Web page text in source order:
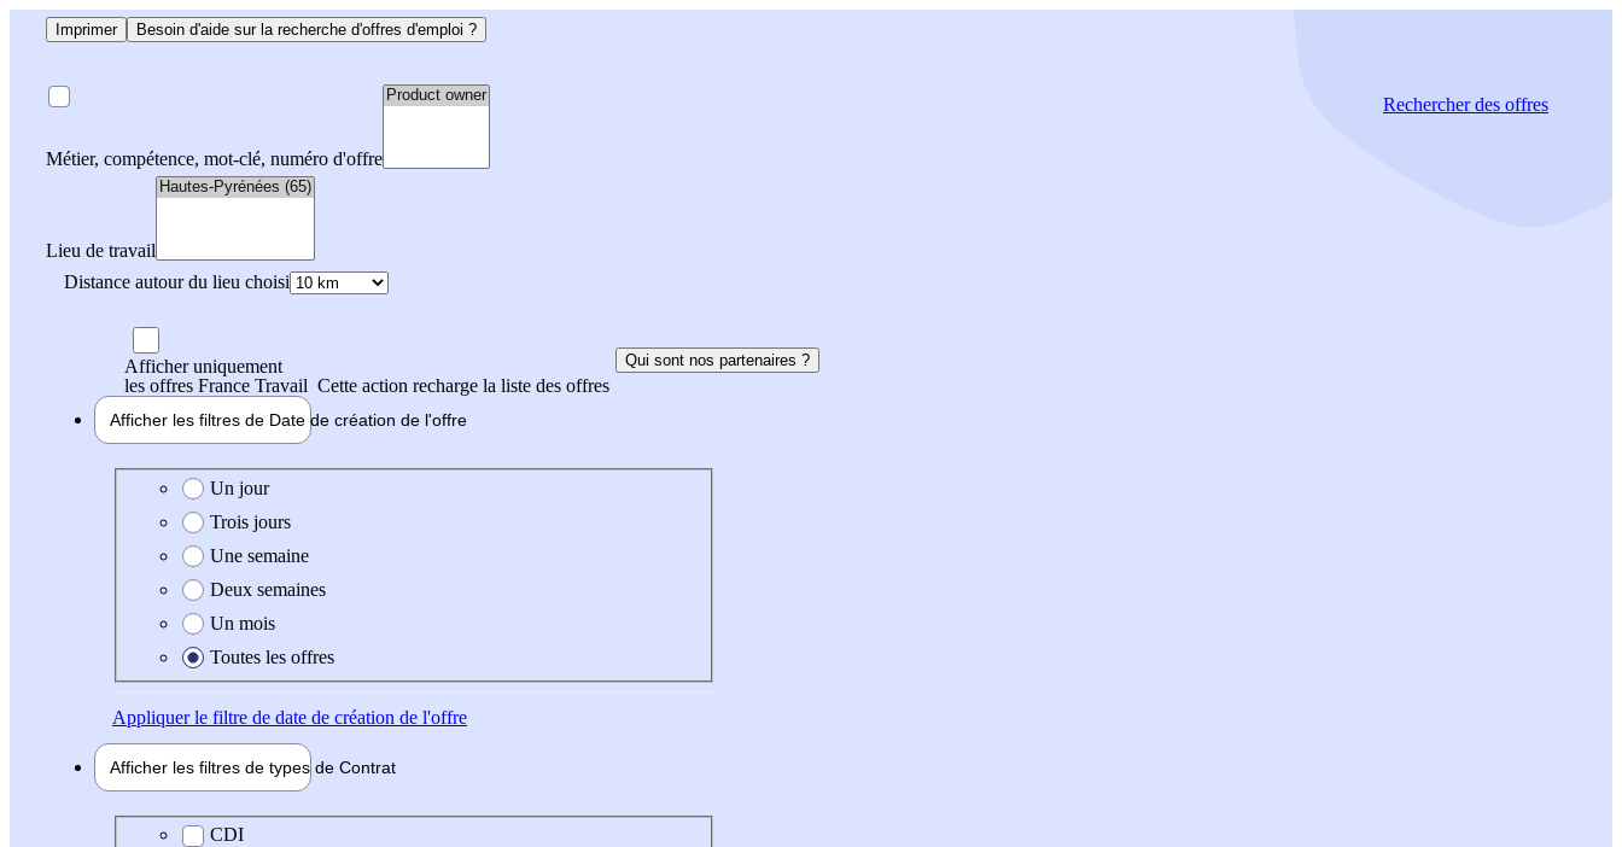
Imprimer Besoin d'aide sur la recherche d'offres d'emploi ?
Métier, compétence, mot-clé, numéro d'offre
Lieu de travail
Distance autour du lieu choisi
Rechercherdes offres
Afficher uniquement
les offres France Travail Cette action recharge la liste des offres
Qui sont nos partenaires ?
Afficher les filtres de Date de création de l'offre
Date de création de l'offre
Un jour
Trois jours
Une semaine
Deux semaines
Un mois
Toutes les offres
Appliquerle filtre de date de création de l'offre
Afficher les filtres de types de Contrat
Type de contrat
CDI